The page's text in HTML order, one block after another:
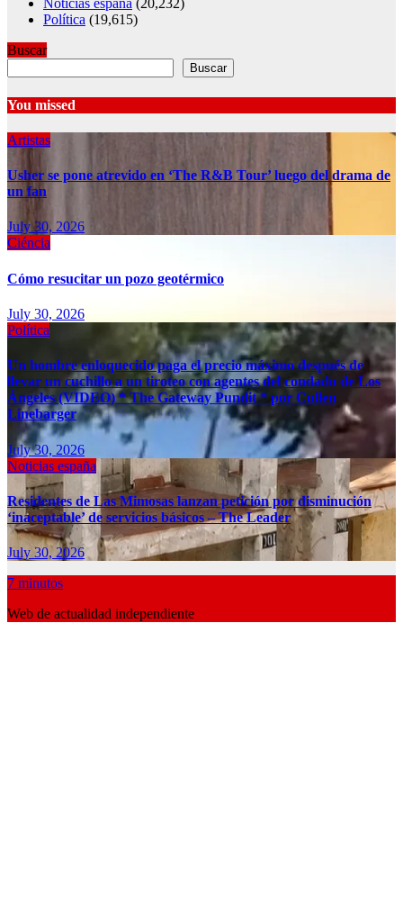
Noticias españa (20,232)
Política (19,615)
Buscar
Buscar
You missed
Artistas
Usher se pone atrevido en ‘The R&B Tour’ luego del drama de
un fan
July 30, 2026
Ciéncia
Cómo resucitar un pozo geotérmico
July 30, 2026
Política
Un hombre enloquecido paga el precio máximo después de
llevar un cuchillo a un tiroteo con agentes del condado de Los
Ángeles (VIDEO) * The Gateway Pundit * por Cullen
Linebarger
July 30, 2026
Noticias españa
Residentes de Las Mimosas lanzan petición por disminución
‘inaceptable’ de servicios básicos – The Leader
July 30, 2026
7 minutos
Web de actualidad independiente